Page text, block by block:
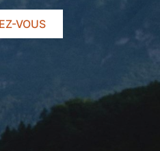
VOUS